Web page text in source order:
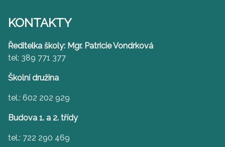
KONTAKTY
Ředitelka školy: Mgr. Patricie Vondrková
tel: 389 771 377
Školní družina
tel.: 602 202 929
Budova 1. a 2. třídy
tel.: 722 290 469